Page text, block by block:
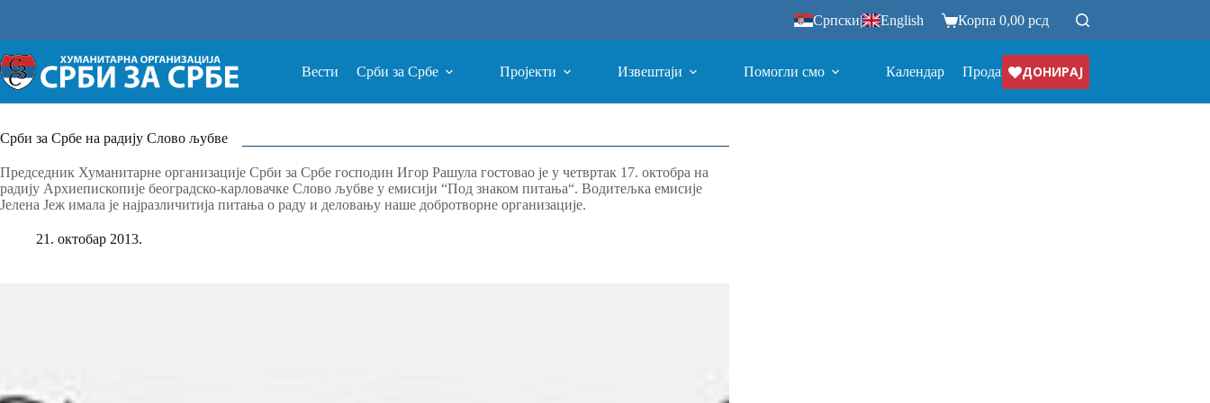
Српски| English Корпа 0,00 рсд
Вести Срби за Србе Пројекти Извештаји Помогли смо Календар ПродавницаДОНИРАЈ
Срби за Србе на радију Слово љубве
Председник Хуманитарне организације Срби за Србе господин Игор Рашула гостовао је у четвртак 17. октобра на
радију Архиепископије београдско-карловачке Слово љубве у емисији “Под знаком питања“. Водитељка емисије
Јелена Јеж имала је најразличитија питања о раду и деловању наше добротворне организације.
21. октобар 2013.